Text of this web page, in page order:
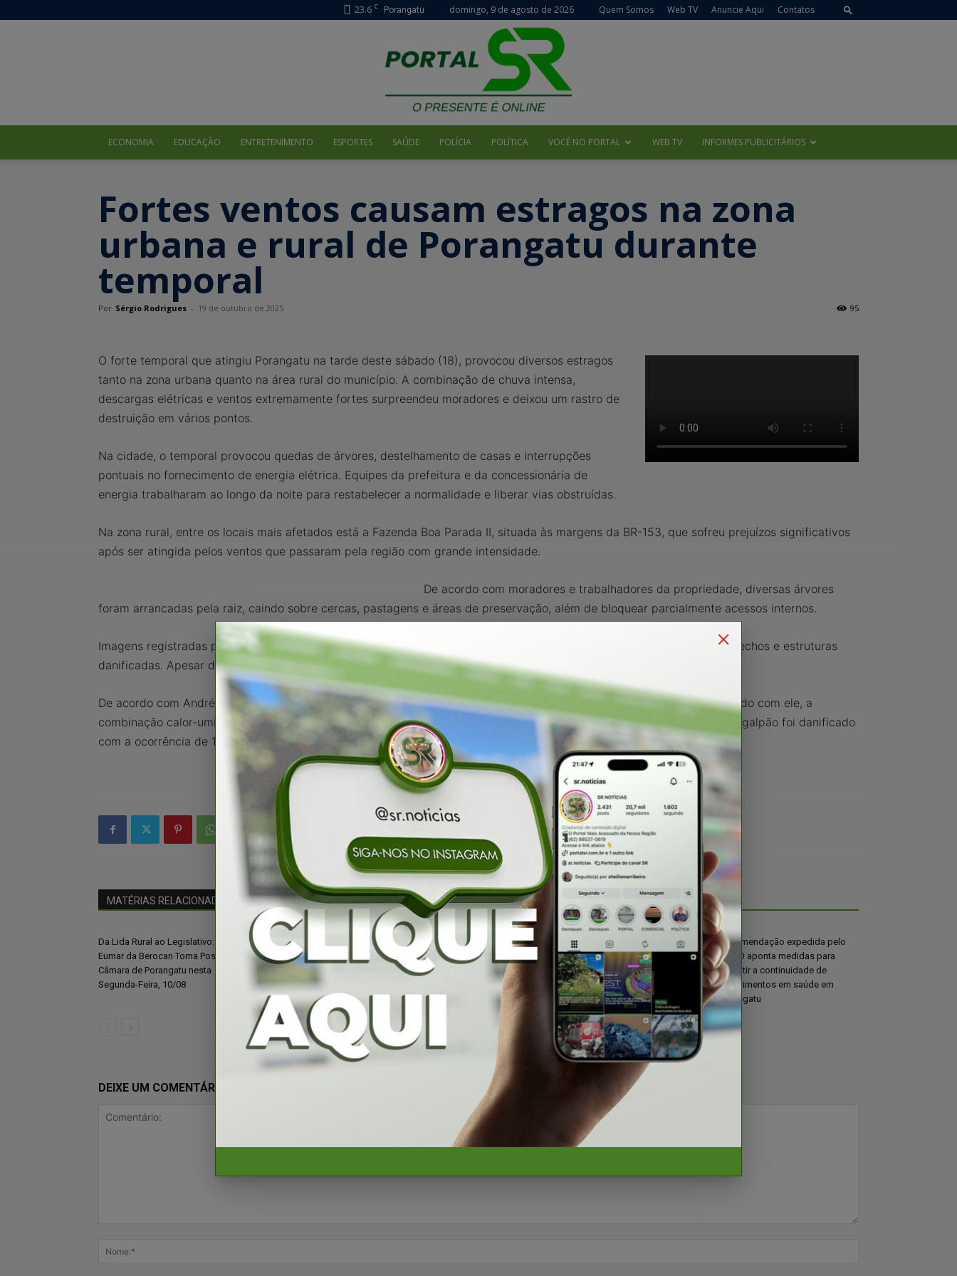
23.6 C Porangatu domingo, 9 de agosto de 2026 Quem Somos Web TV Anuncie Aqui Contatos
ECONOMIA EDUCAÇÃO ENTRETENIMENTO ESPORTES SAÚDE POLÍCIA POLÍTICA VOCÊ NO PORTAL WEB TV INFORMES PUBLICITÁRIOS
Fortes ventos causam estragos na zona
urbana e rural de Porangatu durante
temporal
Por Sérgio Rodrigues - 19 de outubro de 2025 95
O forte temporal que atingiu Porangatu na tarde deste sábado (18), provocou diversos estragos
tanto na zona urbana quanto na área rural do município. A combinação de chuva intensa,
descargas elétricas e ventos extremamente fortes surpreendeu moradores e deixou um rastro de
destruição em vários pontos.
Na cidade, o temporal provocou quedas de árvores, destelhamento de casas e interrupções
pontuais no fornecimento de energia elétrica. Equipes da prefeitura e da concessionária de
energia trabalharam ao longo da noite para restabelecer a normalidade e liberar vias obstruídas.
Na zona rural, entre os locais mais afetados está a Fazenda Boa Parada II, situada às margens da BR-153, que sofreu prejuízos significativos
após ser atingida pelos ventos que passaram pela região com grande intensidade.
De acordo com moradores e trabalhadores da propriedade, diversas árvores
foram arrancadas pela raiz, caindo sobre cercas, pastagens e áreas de preservação, além de bloquear parcialmente acessos internos.
Imagens registradas por câmeras de segurança e populares após o temporal, mostram galhos espalhados por longos trechos e estruturas
danificadas. Apesar do susto e dos estragos, não houve registro de feridos na fazenda.
De acordo com André Amorim, gerente do centro, chuvas e ventos fortes foram registrados em outras cidades. De acordo com ele, a
combinação calor-umidade provoca essas chuvas fortes que causam alguns estragos. Em Porangatu, ele conta que um galpão foi danificado
com a ocorrência de 10,8 mm de chuva.
MATÉRIAS RELACIONADAS Mais do autor
Da Lida Rural ao Legislativo:
Eumar da Berocan Toma Posse na
Câmara de Porangatu nesta
Segunda-Feira, 10/08
Cancelamento da Cavalgada em
Porangatu expõe ainda mais rixa
e mobiliza representantes de
classe
Nos braços do povo, Bruno
Peixoto oficializa candidatura a
deputado federal em convenção
15 mil pessoas lotam convenção
que oficializa candidatura de
Daniel Vilela à reeleição
Recomendação expedida pelo
MPGO aponta medidas para
garantir a continuidade de
atendimentos em saúde em
Porangatu
DEIXE UM COMENTÁRIO